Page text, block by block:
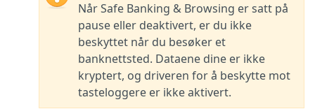
Når Safe Banking & Browsing er satt på
pause eller deaktivert, er du ikke
beskyttet når du besøker et
banknettsted. Dataene dine er ikke
kryptert, og driveren for å beskytte mot
tasteloggere er ikke aktivert.